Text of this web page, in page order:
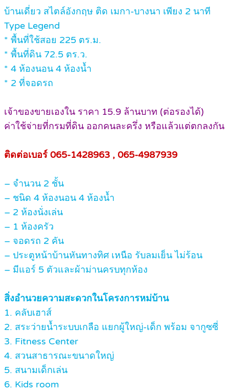
บ้านเดี่ยว สไตล์อังกฤษ ติด เมกา-บางนา เพียง 2 นาที
Type Legend
* พื้นที่ใช้สอย 225 ตร.ม.
* พื้นที่ดิน 72.5 ตร.ว.
* 4 ห้องนอน 4 ห้องน้ำ
* 2 ที่จอดรถ
เจ้าของขายเองใน ราคา 15.9 ล้านบาท (ต่อรองได้)
ค่าใช้จ่ายที่กรมที่ดิน ออกคนละครึ่ง หรือแล้วแต่ตกลงกัน
ติดต่อเบอร์ 065-1428963 , 065-4987939
– จำนวน 2 ชั้น
– ชนิด 4 ห้องนอน 4 ห้องน้ำ
– 2 ห้องนั่งเล่น
– 1 ห้องครัว
– จอดรถ 2 คัน
– ประตูหน้าบ้านหันทางทิศ เหนือ รับลมเย็น ไม่ร้อน
– มีแอร์ 5 ตัวและผ้าม่านครบทุกห้อง
สิ่งอำนวยความสะดวกในโครงการหม่บ้าน
1. คลับเฮาส์
2. สระว่ายน้ำระบบเกลือ แยกผู้ใหญ่-เด็ก พร้อม จากูซซี่
3. Fitness Center
4. สวนสาธารณะขนาดใหญ่
5. สนามเด็กเล่น
6. Kids room